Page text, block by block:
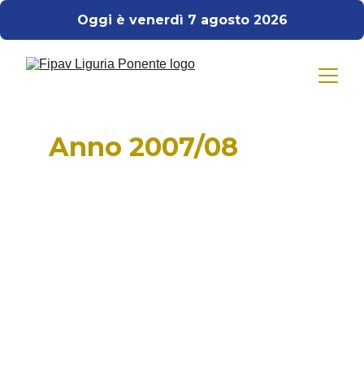
Oggi è venerdì 7 agosto 2026
Anno 2007/08